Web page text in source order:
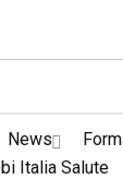
News
Italia Salute